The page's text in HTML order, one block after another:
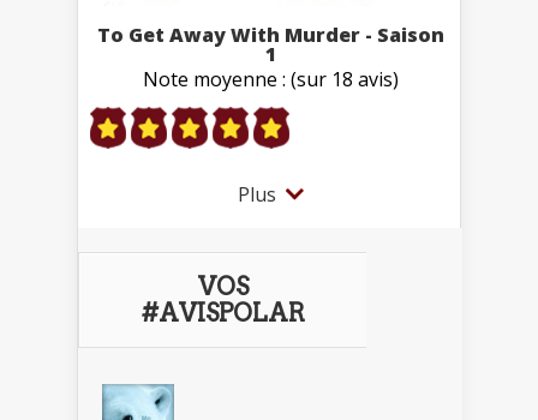
To Get Away With Murder - Saison
1
Note moyenne : (sur 18 avis)
Plus
VOS
#AVISPOLAR